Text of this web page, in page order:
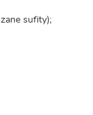
sufity);